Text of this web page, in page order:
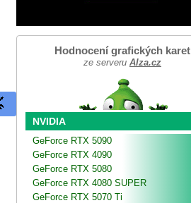
Hodnocení grafických karet
ze serveru Alza.cz
NVIDIA
GeForce RTX 5090
GeForce RTX 4090
GeForce RTX 5080
GeForce RTX 4080 SUPER
GeForce RTX 5070 Ti